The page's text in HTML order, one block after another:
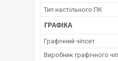
Тип настільного ПК
ГРАФІКА
Графічний чіпсет
Виробник графічного